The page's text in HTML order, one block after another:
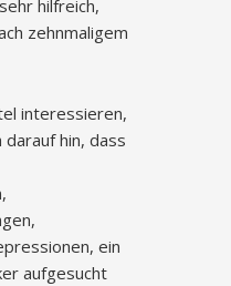
hilfreich,
zehnmaligem
interessieren,
hin, dass
ein
aufgesucht